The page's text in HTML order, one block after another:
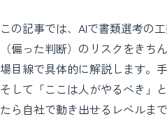
この記事では、AIで書類選考の
（偏った判断）のリスクをきち
場目線で具体的に解説します。
そして「ここは人がやるべき」
たら自社で動き出せるレベルま